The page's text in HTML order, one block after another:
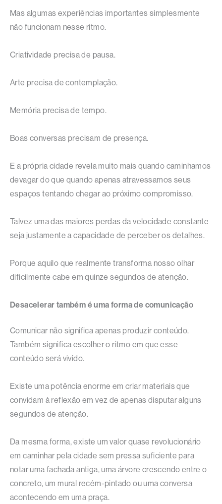
Mas algumas experiências importantes simplesmente
não funcionam nesse ritmo.
Criatividade precisa de pausa.
Arte precisa de contemplação.
Memória precisa de tempo.
Boas conversas precisam de presença.
E a própria cidade revela muito mais quando caminhamos
devagar do que quando apenas atravessamos seus
espaços tentando chegar ao próximo compromisso.
Talvez uma das maiores perdas da velocidade constante
seja justamente a capacidade de perceber os detalhes.
Porque aquilo que realmente transforma nosso olhar
dificilmente cabe em quinze segundos de atenção.
Desacelerar também é uma forma de comunicação
Comunicar não significa apenas produzir conteúdo.
Também significa escolher o ritmo em que esse
conteúdo será vivido.
Existe uma potência enorme em criar materiais que
convidam à reflexão em vez de apenas disputar alguns
segundos de atenção.
Da mesma forma, existe um valor quase revolucionário
em caminhar pela cidade sem pressa suficiente para
notar uma fachada antiga, uma árvore crescendo entre o
concreto, um mural recém-pintado ou uma conversa
acontecendo em uma praça.